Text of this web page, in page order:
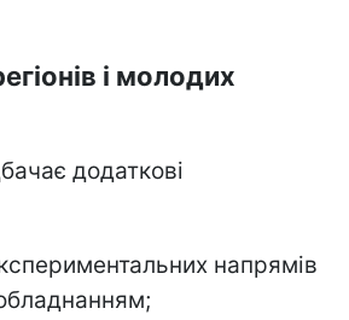
і молодих
додаткові
напрямів